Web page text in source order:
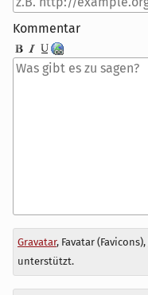
Kommentar
Antwort
zu
Gravatar, Favatar (Favicons),
unterstützt.